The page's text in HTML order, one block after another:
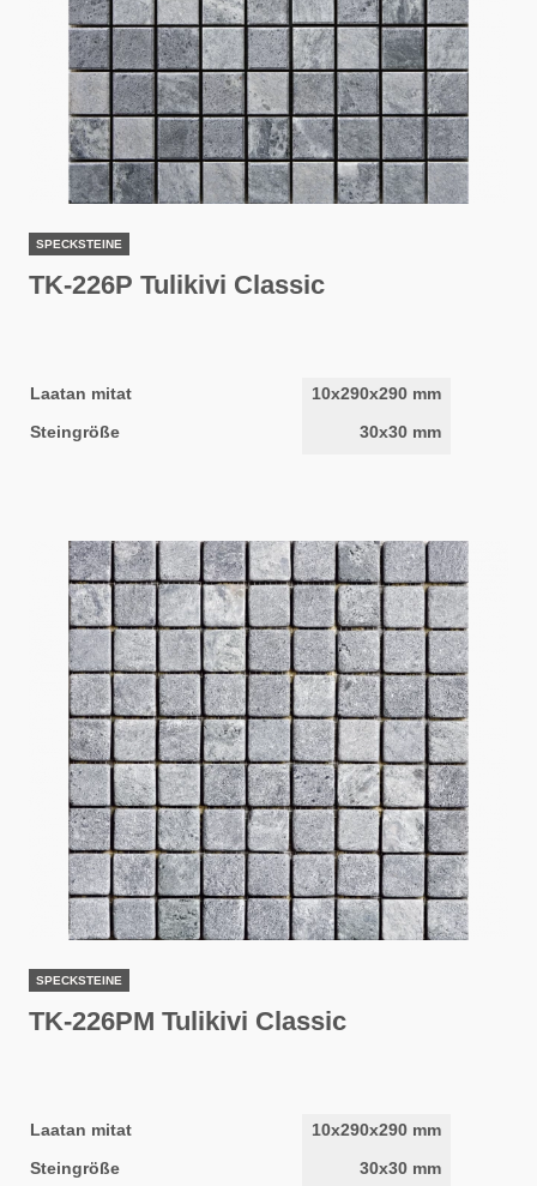
SPECKSTEINE
TK-226P Tulikivi Classic
Laatan mitat
10x290x290 mm
Steingröße
30x30 mm
SPECKSTEINE
TK-226PM Tulikivi Classic
Laatan mitat
10x290x290 mm
Steingröße
30x30 mm